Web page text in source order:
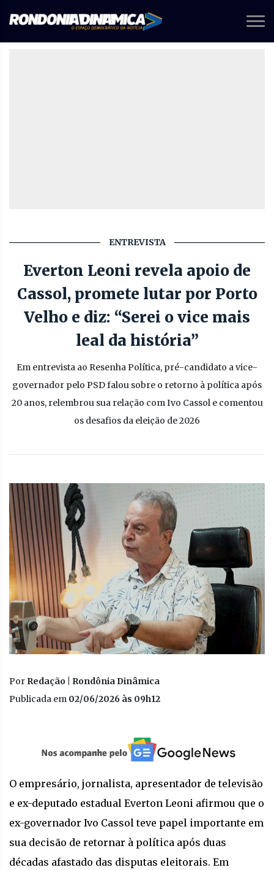
ENTREVISTA
Everton Leoni revela apoio de
Cassol, promete lutar por Porto
Velho e diz: “Serei o vice mais
leal da história”
Em entrevista ao Resenha Política, pré-candidato a vice-
governador pelo PSD falou sobre o retorno à política após
20 anos, relembrou sua relação com Ivo Cassol e comentou
os desafios da eleição de 2026
Por Redação | Rondônia Dinâmica
Publicada em 02/06/2026 às 09h12
O empresário, jornalista, apresentador de televisão
e ex-deputado estadual Everton Leoni afirmou que o
ex-governador Ivo Cassol teve papel importante em
sua decisão de retornar à política após duas
décadas afastado das disputas eleitorais. Em